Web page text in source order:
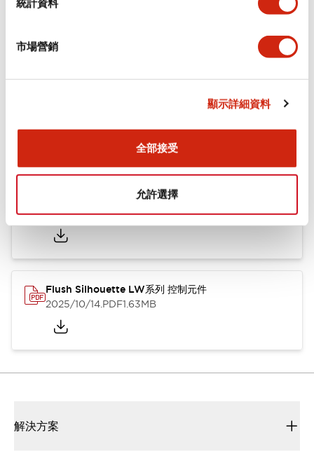
統計資料
市場營銷
顯示詳細資料
全部接受
允許選擇
安裝和安裝規範
認證與標準
Flush Silhouette LW系列 控制元件 (英文版)
2025/09/19.PDF1.23MB
Flush Silhouette LW系列 控制元件
2025/10/14.PDF1.63MB
解決方案